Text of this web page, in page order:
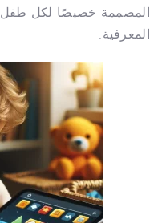
المصممة خصيصًا لكل طفل،
المعرفية.